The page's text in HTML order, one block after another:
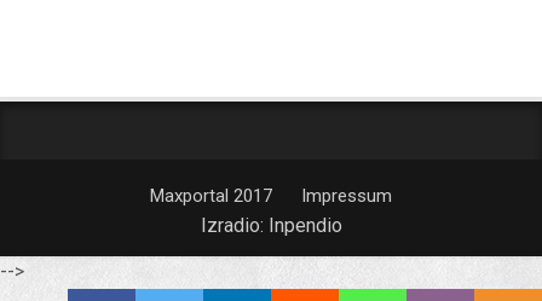
Maxportal 2017 Impressum
Izradio: Inpendio
-->